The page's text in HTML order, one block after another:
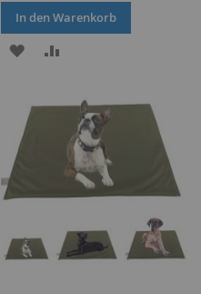
In den Warenkorb
ZUR
HINZUFÜGEN
HINZUFÜGEN